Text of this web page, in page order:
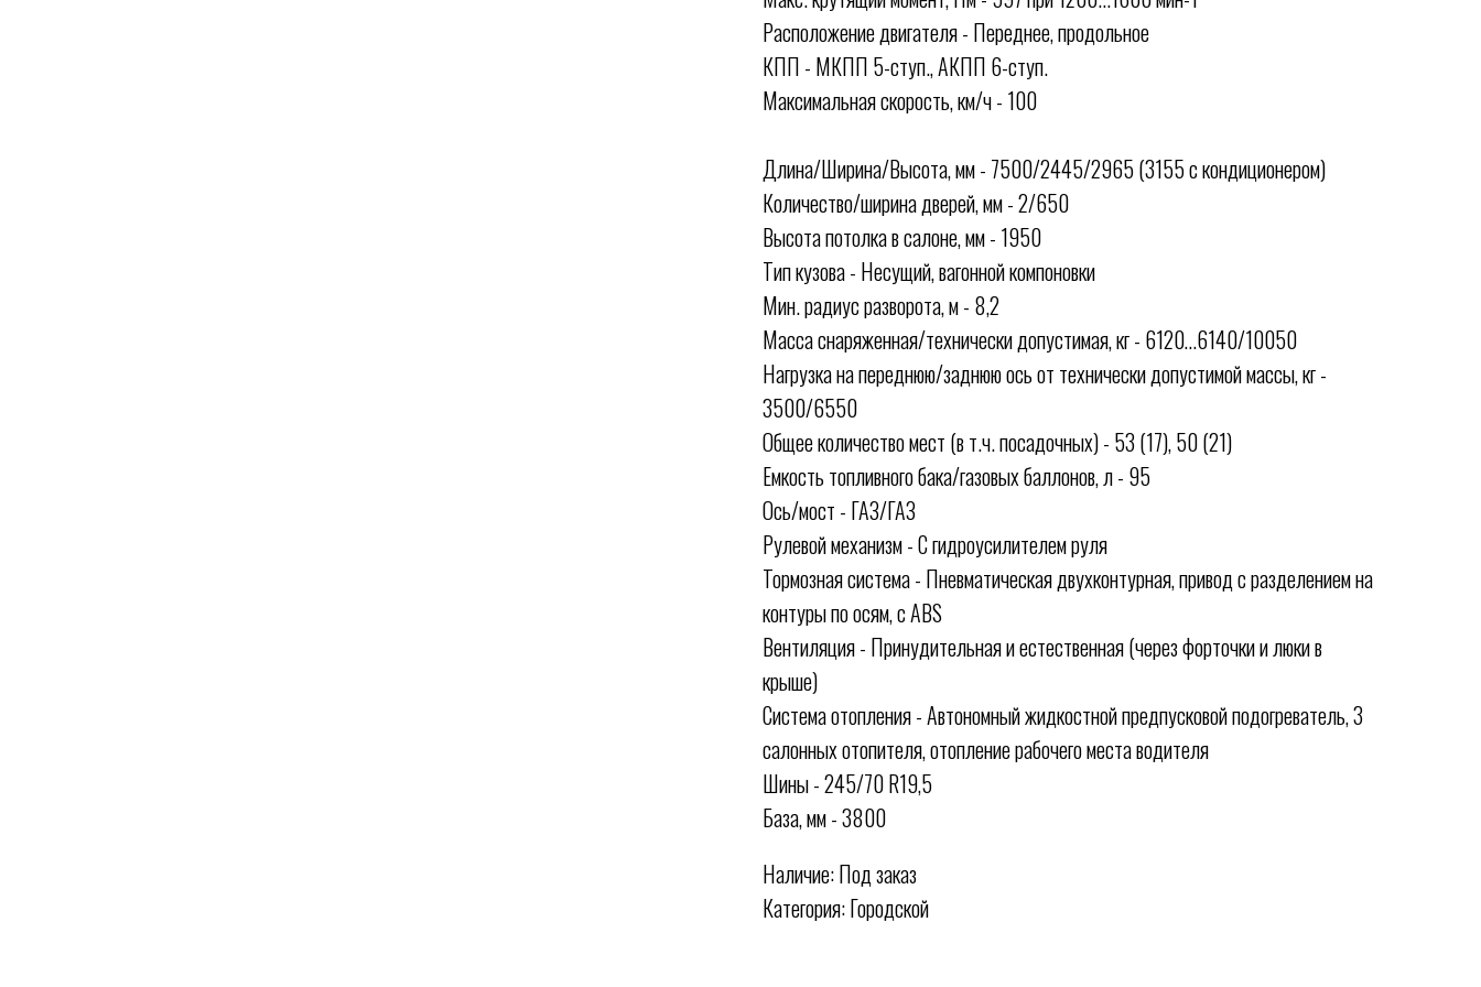
Расположение двигателя - Переднее, продольное
КПП - МКПП 5-ступ., АКПП 6-ступ.
Максимальная скорость, км/ч - 100
Длина/Ширина/Высота, мм - 7500/2445/2965 (3155 с кондиционером)
Количество/ширина дверей, мм - 2/650
Высота потолка в салоне, мм - 1950
Тип кузова - Несущий, вагонной компоновки
Мин. радиус разворота, м - 8,2
Масса снаряженная/технически допустимая, кг - 6120…6140/10050
Нагрузка на переднюю/заднюю ось от технически допустимой массы, кг -
3500/6550
Общее количество мест (в т.ч. посадочных) - 53 (17), 50 (21)
Емкость топливного бака/газовых баллонов, л - 95
Ось/мост - ГАЗ/ГАЗ
Рулевой механизм - С гидроусилителем руля
Тормозная система - Пневматическая двухконтурная, привод с разделением на
контуры по осям, с ABS
Вентиляция - Принудительная и естественная (через форточки и люки в
крыше)
Система отопления - Автономный жидкостной предпусковой подогреватель, 3
салонных отопителя, отопление рабочего места водителя
Шины - 245/70 R19,5
База, мм - 3800
Наличие: Под заказ
Категория: Городской